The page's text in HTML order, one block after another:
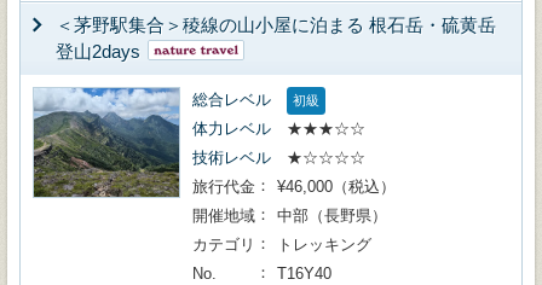
＜茅野駅集合＞稜線の山小屋に泊まる 根石岳・硫黄岳
登山2days
総合レベル 初級
体力レベル
★★★☆☆
技術レベル
★☆☆☆☆
旅行代金
¥46,000（税込）
開催地域
中部（長野県）
カテゴリ
トレッキング
No.
T16Y40